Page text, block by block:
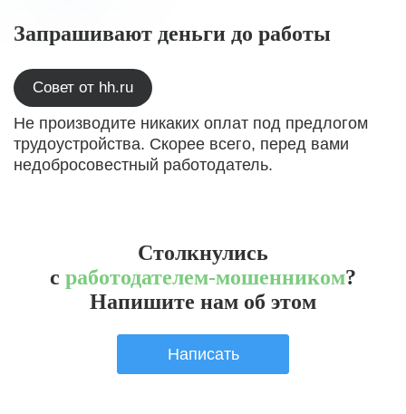
Запрашивают деньги до работы
Совет от hh.ru
Не производите никаких оплат под предлогом
трудоустройства. Скорее всего, перед вами
недобросовестный работодатель.
Столкнулись
с работодателем-мошенником?
Напишите нам об этом
Написать